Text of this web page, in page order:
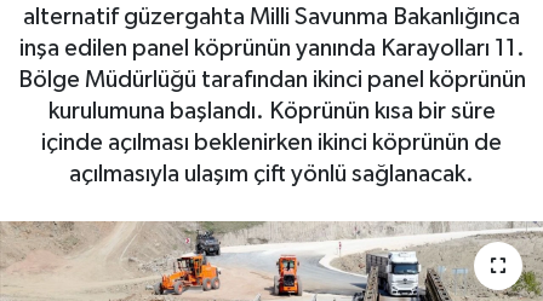
alternatif güzergahta Milli Savunma Bakanlığınca
inşa edilen panel köprünün yanında Karayolları 11.
Bölge Müdürlüğü tarafından ikinci panel köprünün
kurulumuna başlandı. Köprünün kısa bir süre
içinde açılması beklenirken ikinci köprünün de
açılmasıyla ulaşım çift yönlü sağlanacak.